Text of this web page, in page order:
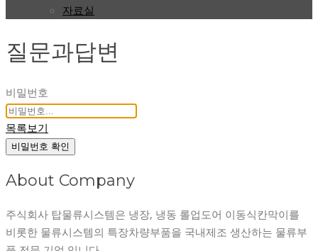
자료실
질문과답변
비밀번호
목록보기
비밀번호 확인
About Company
주식회사 탑물류시스템은 냉장, 냉동 롤업도어 이동식칸막이를
비롯한 물류시스템의 특장차량부품을 국내제조 생산하는 물류부